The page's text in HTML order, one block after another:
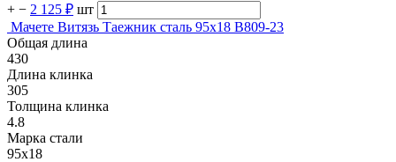
+ − 2 125 ₽ шт
Мачете Витязь Таежник сталь 95х18 B809-23
Общая длина
430
Длина клинка
305
Толщина клинка
4.8
Марка стали
95х18